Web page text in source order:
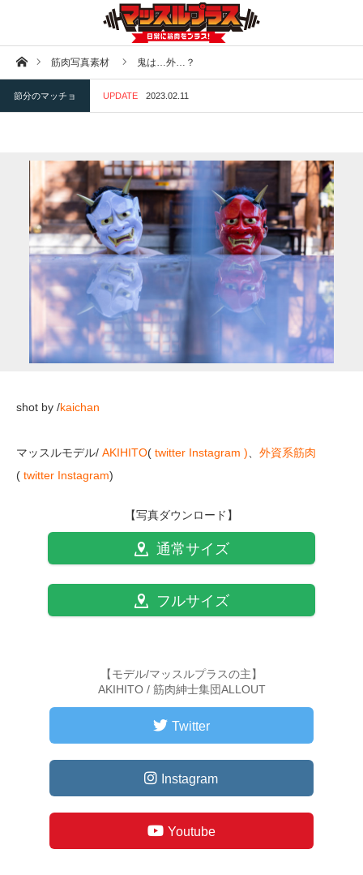
ホーム筋肉写真素材 鬼は…外…？
節分のマッチョ UPDATE 2023.02.11
shot by /kaichan
マッスルモデル/ AKIHITO( twitter Instagram )
外資系筋肉
( twitter Instagram)
【写真ダウンロード】
通常サイズ
フルサイズ
【モデル/マッスルプラスの主】
AKIHITO / 筋肉紳士集団ALLOUT
Twitter
Instagram
Youtube